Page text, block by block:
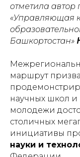
отметила автор
«Управляющая
Башкортостан»
маршрут
научных школ и
молодежи
столичных
инициативы
науки и